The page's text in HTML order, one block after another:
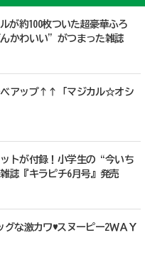
が約100枚ついた超豪華ふろ
かわいい”がつまった雑誌
ベアップ↑↑「マジカル☆オシ
トが付録！小学生の“今いち
誌『キラピチ6月号』発売
な激カワ♥スヌーピー2ＷＡＹ